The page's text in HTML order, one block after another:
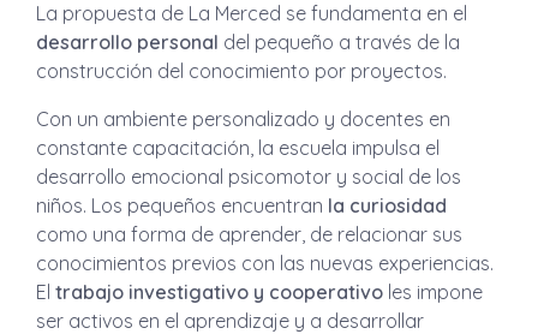
La propuesta de La Merced se fundamenta en el
desarrollo personal del pequeño a través de la
construcción del conocimiento por proyectos.
Con un ambiente personalizado y docentes en
constante capacitación, la escuela impulsa el
desarrollo emocional psicomotor y social de los
niños. Los pequeños encuentran la curiosidad
como una forma de aprender, de relacionar sus
conocimientos previos con las nuevas experiencias.
El trabajo investigativo y cooperativo les impone
ser activos en el aprendizaje y a desarrollar